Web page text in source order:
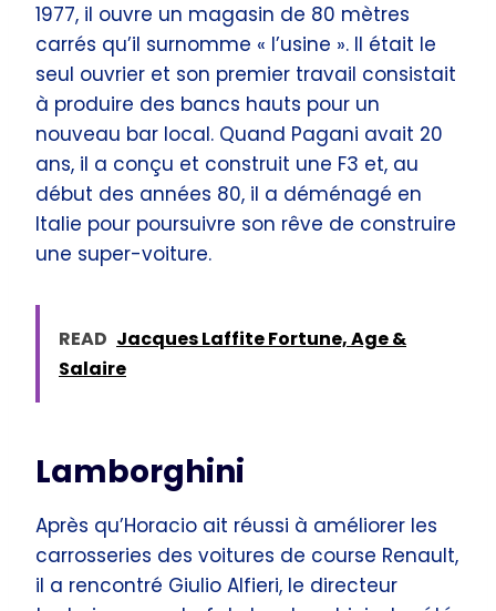
1977, il ouvre un magasin de 80 mètres
carrés qu’il surnomme « l’usine ». Il était le
seul ouvrier et son premier travail consistait
à produire des bancs hauts pour un
nouveau bar local. Quand Pagani avait 20
ans, il a conçu et construit une F3 et, au
début des années 80, il a déménagé en
Italie pour poursuivre son rêve de construire
une super-voiture.
READ Jacques Laffite Fortune, Age &
Salaire
Lamborghini
Après qu’Horacio ait réussi à améliorer les
carrosseries des voitures de course Renault,
il a rencontré Giulio Alfieri, le directeur